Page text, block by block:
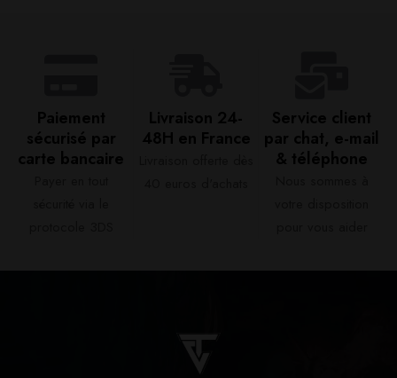
Paiement
sécurisé par
carte bancaire​
Livraison 24-
48H en France​
Service client
par chat, e-mail
& téléphone​